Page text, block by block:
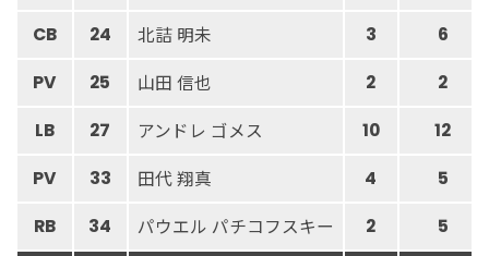
CB 24 北詰 明未 3 6
PV 25 山田 信也 2 2
LB 27 アンドレ ゴメス 10 12
PV 33 田代 翔真 4 5
RB 34 パウエル パチコフスキー 2 5